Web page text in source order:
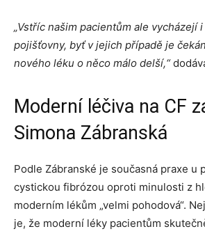
„Vstříc našim pacientům ale vycházejí
pojišťovny, byť v jejich případě je
nového léku o něco málo delší,“
Moderní léčiva na CF
Simona Zábranská
Podle Zábranské je současná praxe u
cystickou fibrózou oproti minulosti z
moderním lékům „velmi pohodová“.
je, že moderní léky pacientům